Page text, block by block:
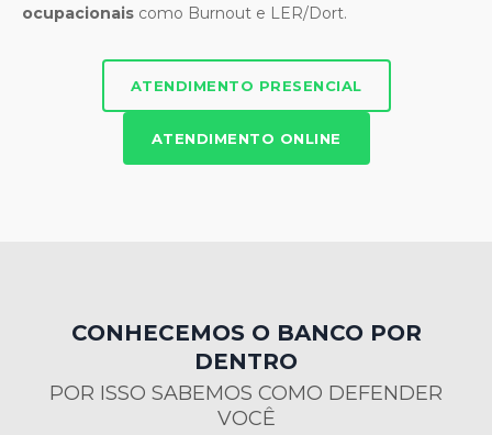
ocupacionais como Burnout e LER/Dort.
ATENDIMENTO PRESENCIAL
ATENDIMENTO ONLINE
CONHECEMOS O BANCO POR
DENTRO
POR ISSO SABEMOS COMO DEFENDER
VOCÊ